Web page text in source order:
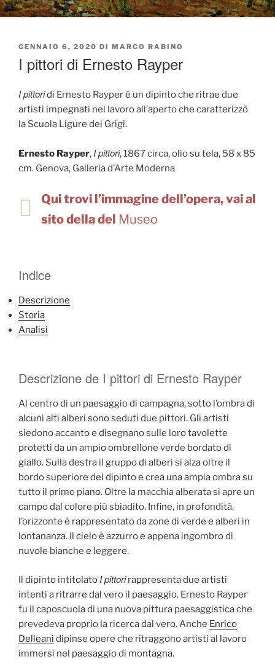
PUBBLICATO
GENNAIO 6, 2020 DI MARCO RABINO
I pittori di Ernesto Rayper
I pittoridi Ernesto Rayper è un dipinto che ritrae due
artisti impegnati nel lavoro all’aperto che caratterizzò
la Scuola Ligure dei Grigi.
Ernesto Rayper, I pittori, 1867 circa, olio su tela, 58 x 85
cm. Genova, Galleria d’Arte Moderna
Qui trovi l’immagine dell’opera, vai al
sito della del Museo
Indice
Descrizione
Storia
Analisi
Descrizione de I pittori di Ernesto Rayper
Al centro di un paesaggio di campagna, sotto l’ombra di
alcuni alti alberi sono seduti due pittori. Gli artisti
siedono accanto e disegnano sulle loro tavolette
protetti da un ampio ombrellone verde bordato di
giallo. Sulla destra il gruppo di alberi si alza oltre il
bordo superiore del dipinto e crea una ampia ombra su
tutto il primo piano. Oltre la macchia alberata si apre un
campo dal colore più sbiadito. Infine, in profondità,
l’orizzonte è rappresentato da zone di verde e alberi in
lontananza. Il cielo è azzurro e appena ingombro di
nuvole bianche e leggere.
Il dipinto intitolatoI pittorirappresenta due artisti
intenti a ritrarre dal vero il paesaggio. Ernesto Rayper
fu il caposcuola di una nuova pittura paesaggistica che
prevedeva proprio la ricerca dal vero. Anche Enrico
Delleani dipinse opere che ritraggono artisti al lavoro
immersi nel paesaggio di montagna.